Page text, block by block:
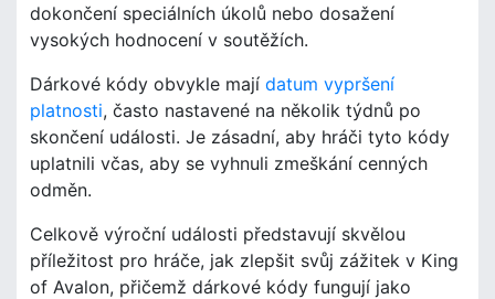
dokončení speciálních úkolů nebo dosažení
vysokých hodnocení v soutěžích.
Dárkové kódy obvykle mají datum vypršení
platnosti, často nastavené na několik týdnů po
skončení události. Je zásadní, aby hráči tyto kódy
uplatnili včas, aby se vyhnuli zmeškání cenných
odměn.
Celkově výroční události představují skvělou
příležitost pro hráče, jak zlepšit svůj zážitek v King
of Avalon, přičemž dárkové kódy fungují jako